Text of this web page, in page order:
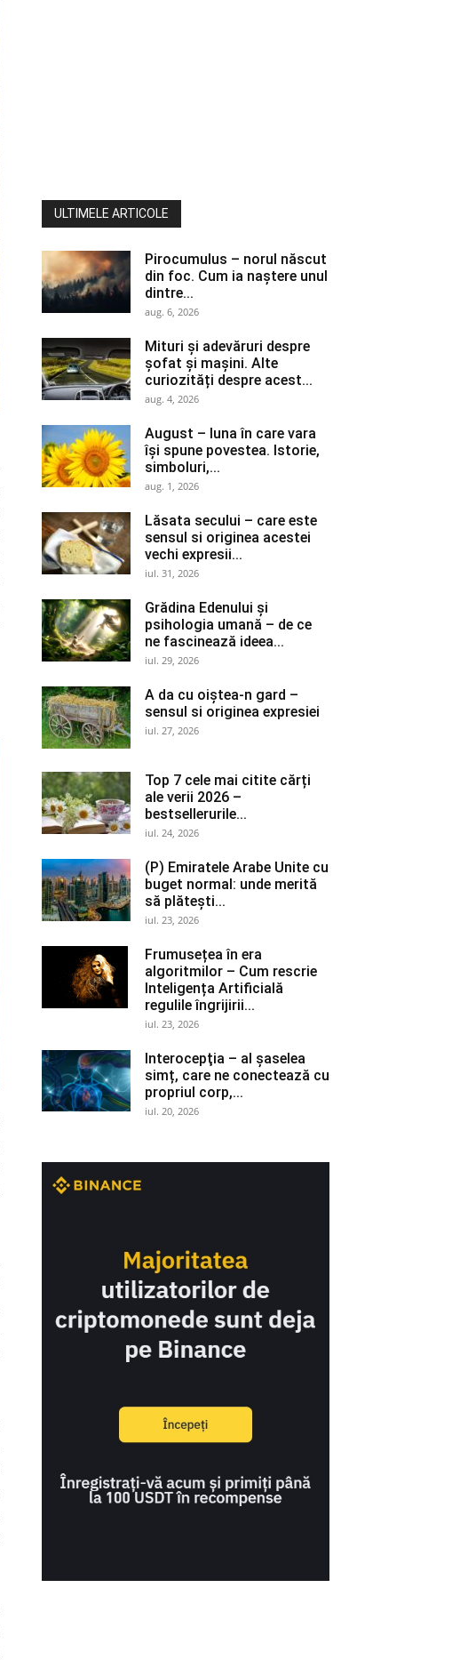
ULTIMELE ARTICOLE
Pirocumulus – norul născut
din foc. Cum ia naștere unul
dintre...
aug. 6, 2026
Mituri și adevăruri despre
șofat și mașini. Alte
curiozități despre acest...
aug. 4, 2026
August – luna în care vara
își spune povestea. Istorie,
simboluri,...
aug. 1, 2026
Lăsata secului – care este
sensul si originea acestei
vechi expresii...
iul. 31, 2026
Grădina Edenului și
psihologia umană – de ce
ne fascinează ideea...
iul. 29, 2026
A da cu oiștea-n gard –
sensul si originea expresiei
iul. 27, 2026
Top 7 cele mai citite cărți
ale verii 2026 –
bestsellerurile...
iul. 24, 2026
(P) Emiratele Arabe Unite cu
buget normal: unde merită
să plătești...
iul. 23, 2026
Frumusețea în era
algoritmilor – Cum rescrie
Inteligența Artificială
regulile îngrijirii...
iul. 23, 2026
Interocepţia – al șaselea
simț, care ne conectează cu
propriul corp,...
iul. 20, 2026